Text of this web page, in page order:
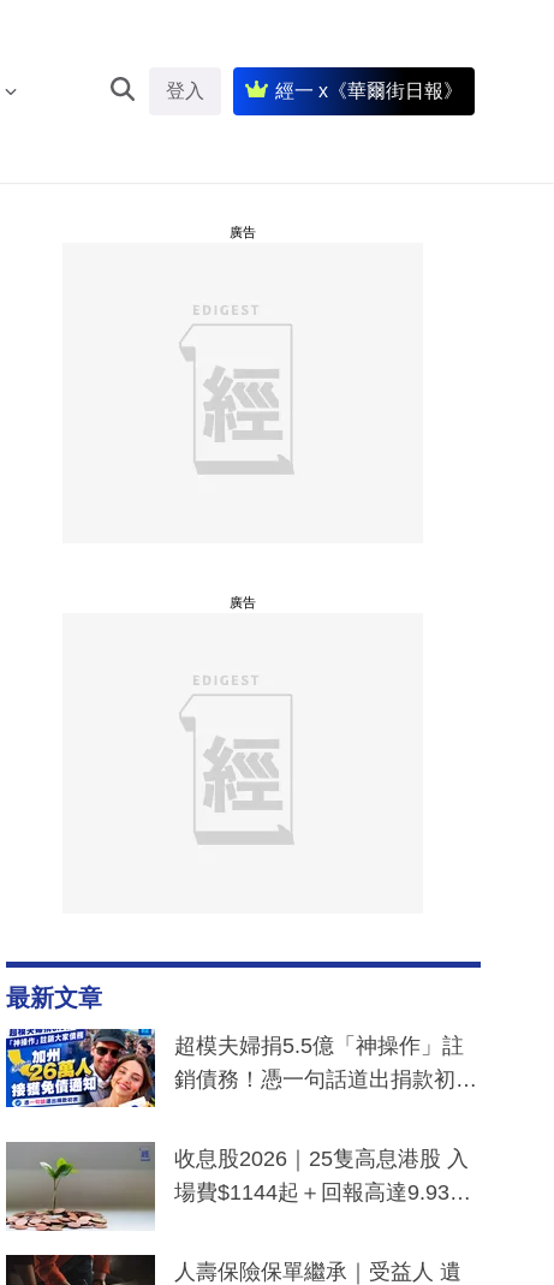
登入 經一 x《華爾街日報》
廣告
廣告
最新文章
超模夫婦捐5.5億「神操作」註
銷債務！憑一句話道出捐款初
一度被誤當詐騙手段
收息股2026｜25隻高息港股 入
場費$1144起＋回報高達9.93
人壽保險保單繼承｜受益人 遺